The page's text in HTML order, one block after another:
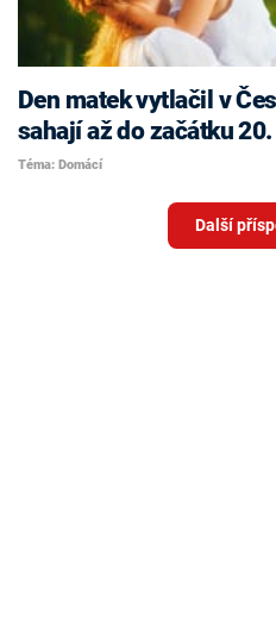
Den matek vytlačil v
sahají až do začátku
Téma: Domácí
Další